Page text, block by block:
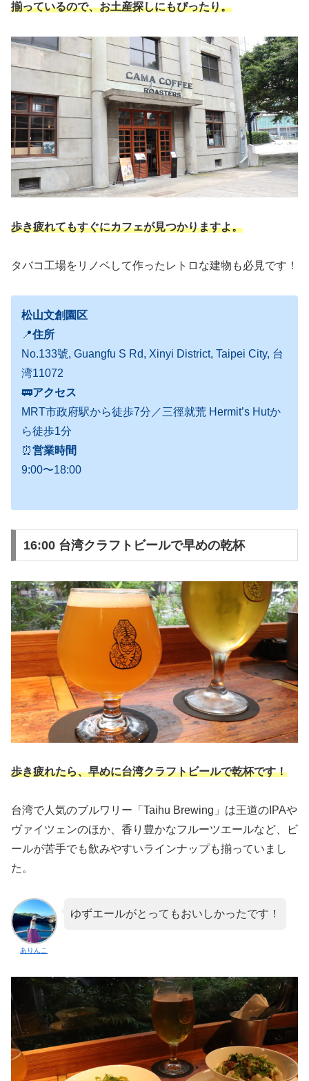
揃っているので、お土産探しにもぴったり。
歩き疲れてもすぐにカフェが見つかりますよ。
タバコ工場をリノベして作ったレトロな建物も必見です！
松山文創園区
📍住所
No.133號, Guangfu S Rd, Xinyi District, Taipei City, 台
湾11072
🚃アクセス
MRT市政府駅から徒歩7分／三徑就荒 Hermit’s Hutか
ら徒歩1分
⏰営業時間
9:00〜18:00
16:00 台湾クラフトビールで早めの乾杯
歩き疲れたら、早めに台湾クラフトビールで乾杯です！
台湾で人気のブルワリー「Taihu Brewing」は王道のIPAや
ヴァイツェンのほか、香り豊かなフルーツエールなど、ビ
ールが苦手でも飲みやすいラインナップも揃っていまし
た。
ありんこ
ゆずエールがとってもおいしかったです！